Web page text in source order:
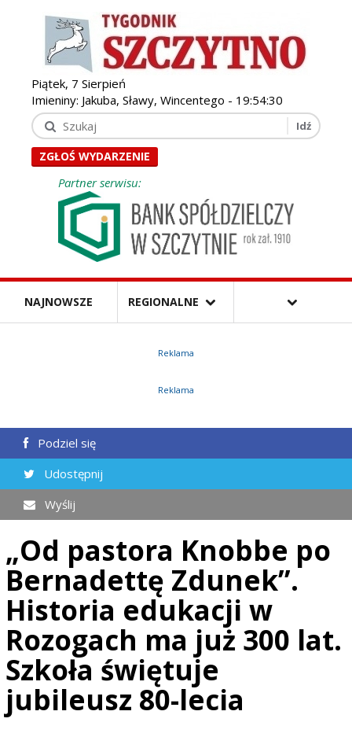
Piątek, 7 Sierpień
Imieniny: Jakuba, Sławy, Wincentego - 19:54:32
ZGŁOŚ WYDARZENIE
Partner serwisu:
NAJNOWSZE REGIONALNE
Reklama
Reklama
Podziel się
Udostępnij
Wyślij
„Od pastora Knobbe po
Bernadettę Zdunek”.
Historia edukacji w
Rozogach ma już 300 lat.
Szkoła świętuje
jubileusz 80-lecia